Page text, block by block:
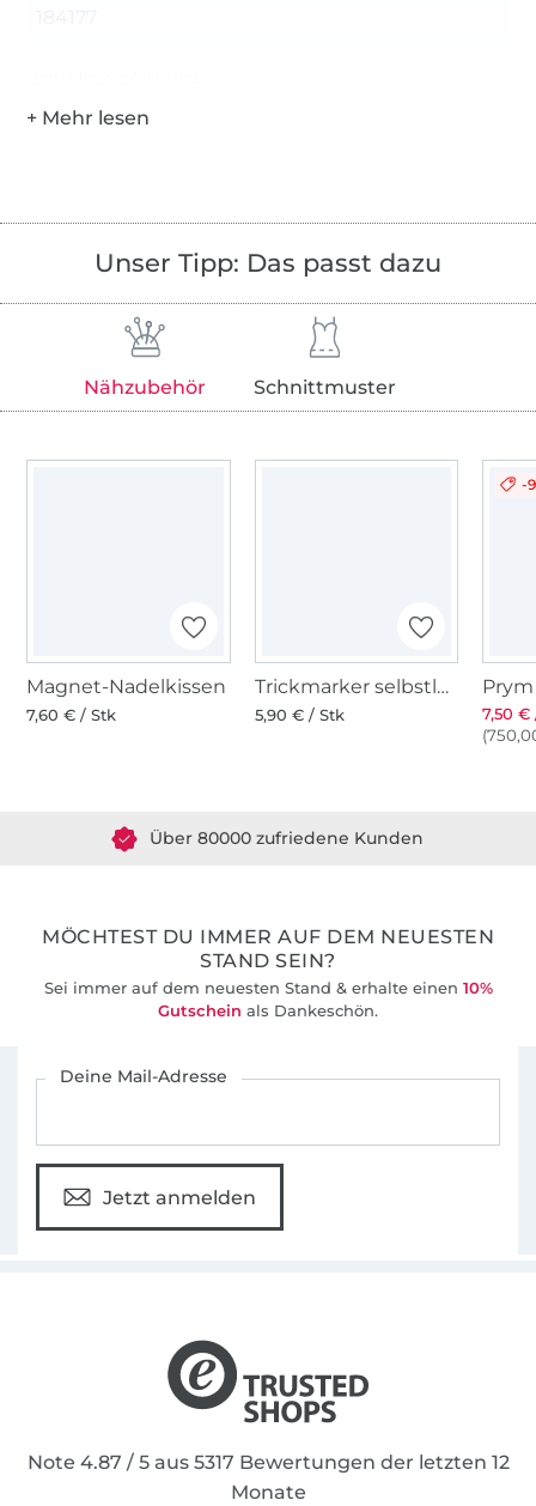
Unser Tipp: Das passt dazu
Nähzubehör Schnittmuster
Magnet-Nadelkissen
7,60 € / Stk
Trickmarker selbstlöschend, violett
5,90 € / Stk
-
7,50 €
Über 80000 zufriedene Kunden
MÖCHTEST DU IMMER AUF DEM NEUESTEN
STAND SEIN?
Sei immer auf dem neuesten Stand & erhalte einen 10%
Gutschein als Dankeschön.
Deine Mail-Adresse
Jetzt anmelden
Note 4.87 / 5 aus 5317 Bewertungen der letzten 12
Monate